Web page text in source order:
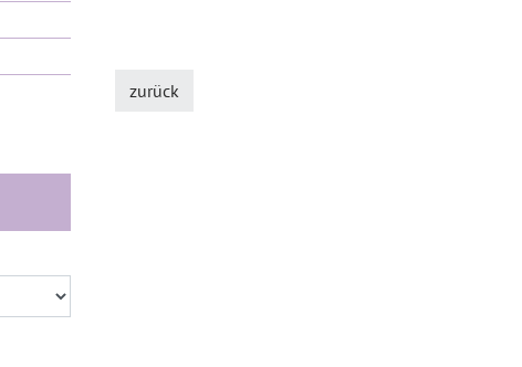
zurück